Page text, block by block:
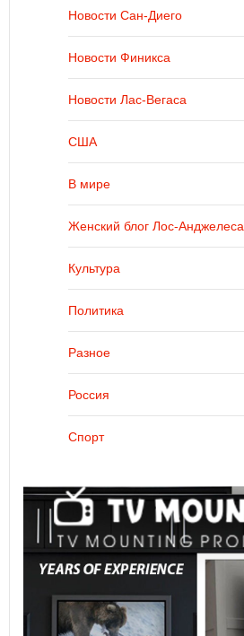
Новости Сан-Диего
Новости Финикса
Новости Лас-Вегаса
США
В мире
Женский блог Лос-Анджелеса
Культура
Политика
Разное
Россия
Спорт